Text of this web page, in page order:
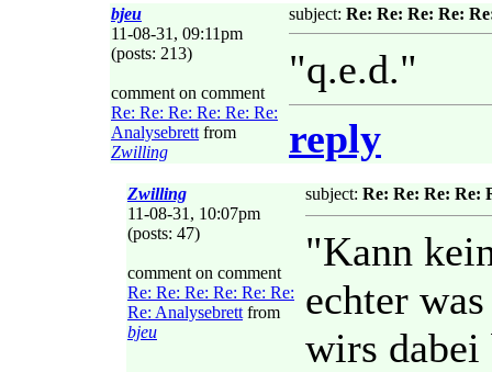
bjeu
11-08-31, 09:11pm
(posts: 213)
comment on comment
Re: Re: Re: Re: Re: Re:
Analysebrett from
Zwilling
subject: Re: Re: Re: Re:
"q.e.d."
reply
Zwilling
11-08-31, 10:07pm
(posts: 47)
comment on comment
Re: Re: Re: Re: Re: Re:
Re: Analysebrett from
bjeu
subject: Re: Re: Re: Re:
"Kann
echter
wirs dabei